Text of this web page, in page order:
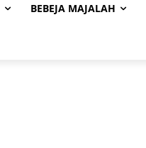
BEBEJA MAJALAH